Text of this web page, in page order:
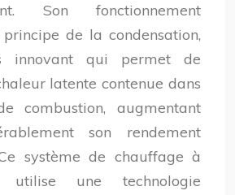
Son fonctionnement
de la condensation,
innovant qui permet de
latente contenue dans
combustion, augmentant
son rendement
système de chauffage à
utilise une technologie